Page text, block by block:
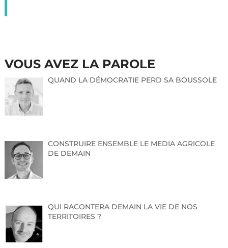
VOUS AVEZ LA PAROLE
QUAND LA DÉMOCRATIE PERD SA BOUSSOLE
CONSTRUIRE ENSEMBLE LE MEDIA AGRICOLE
DE DEMAIN
QUI RACONTERA DEMAIN LA VIE DE NOS
TERRITOIRES ?